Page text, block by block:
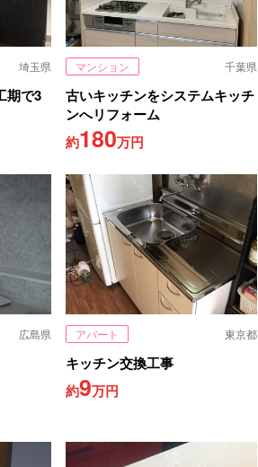
埼玉県
期で3
マンション 千葉県
古いキッチンをシステムキッチ
ンへリフォーム
約180万円
広島県 アパート 東京都
キッチン交換工事
約9万円